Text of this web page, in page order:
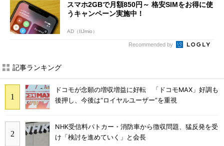
スマホ2GBで月額850円～ 格安SIMをお得に使
うキャンペーン実施中！
AD（IIJmio）
Recommended by
記事ランキング
ドコモが念願の増収増益に好転 「ドコモMAX」好調も
後押し、今後は“ロイヤルユーザー”を重視
NHK受信料パトカー・消防車から徴収問題、猛反発を受
け「検討を進めていく」と会長